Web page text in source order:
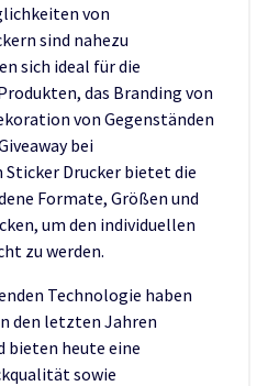
von
sind nahezu
sich ideal für die
das Branding von
von Gegenständen
bei
Drucker bietet die
Formate, Größen und
um den individuellen
zu werden.
Technologie haben
den letzten Jahren
heute eine
sowie